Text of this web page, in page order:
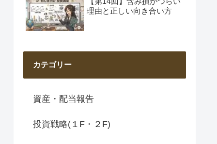
理由と正しい向き合い方
カテゴリー
資産・配当報告
投資戦略(１F・２F)